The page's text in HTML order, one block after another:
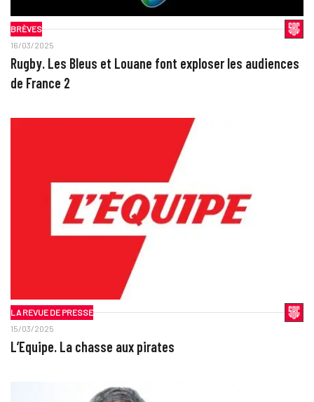
BRÈVES
16/03/2025
Rugby. Les Bleus et Louane font exploser les audiences
de France 2
LA REVUE DE PRESSE
15/03/2025
L’Equipe. La chasse aux pirates